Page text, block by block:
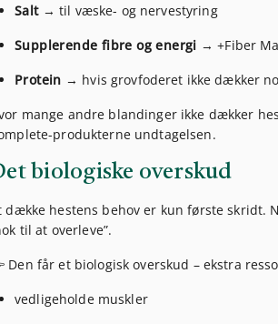
Salt→ til væske- og nervestyring
Supplerende fibre og energi → +Fiber
Protein → hvis grovfoderet ikke dækker
mange andre blandinger ikke dækker
produkterne undtagelsen.
biologiske overskud
dække hestens behov er kun første
til at overleve”.
Den får et biologisk overskud – ekstra
vedligeholde muskler